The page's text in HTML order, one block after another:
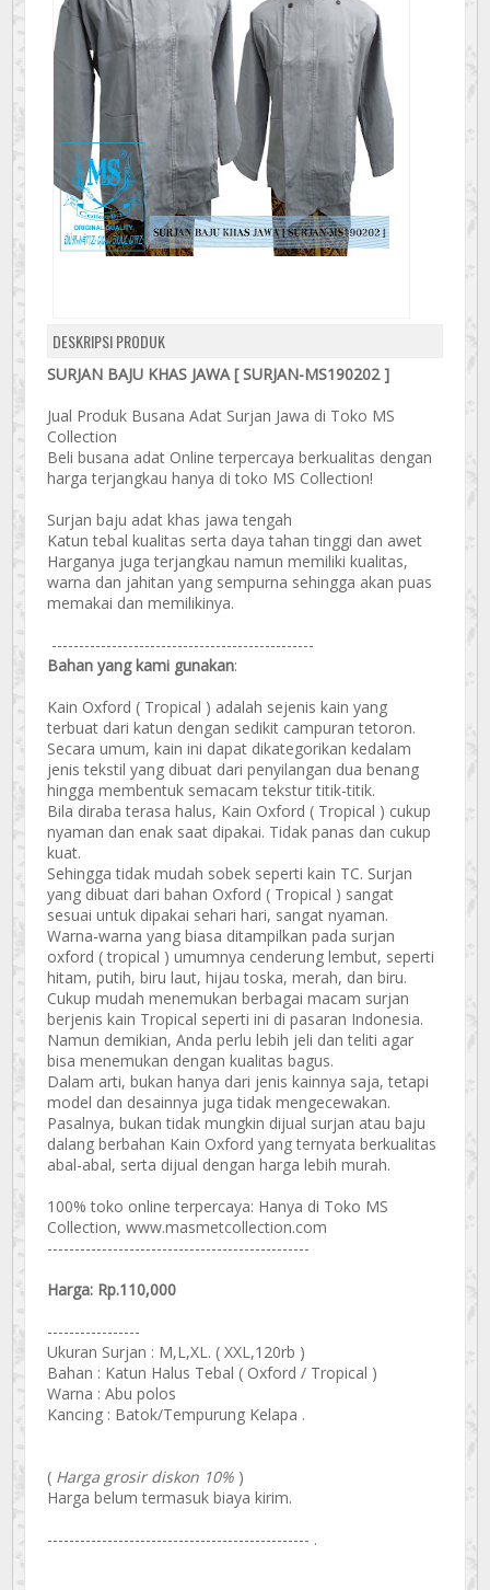
DESKRIPSI PRODUK
SURJAN BAJU KHAS JAWA [ SURJAN-MS190202 ]
Jual Produk Busana Adat Surjan Jawa di Toko MS
Collection
Beli busana adat Online terpercaya berkualitas dengan
harga terjangkau hanya di toko MS Collection!
Surjan baju adat khas jawa tengah
Katun tebal kualitas serta daya tahan tinggi dan awet
Harganya juga terjangkau namun memiliki kualitas,
warna dan jahitan yang sempurna sehingga akan puas
memakai dan memilikinya.
------------------------------------------------
Bahan yang kami gunakan:
Kain Oxford ( Tropical ) adalah sejenis kain yang
terbuat dari katun dengan sedikit campuran tetoron.
Secara umum, kain ini dapat dikategorikan kedalam
jenis tekstil yang dibuat dari penyilangan dua benang
hingga membentuk semacam tekstur titik-titik.
Bila diraba terasa halus, Kain Oxford ( Tropical ) cukup
nyaman dan enak saat dipakai. Tidak panas dan cukup
kuat.
Sehingga tidak mudah sobek seperti kain TC. Surjan
yang dibuat dari bahan Oxford ( Tropical ) sangat
sesuai untuk dipakai sehari hari, sangat nyaman.
Warna-warna yang biasa ditampilkan pada surjan
oxford ( tropical ) umumnya cenderung lembut, seperti
hitam, putih, biru laut, hijau toska, merah, dan biru.
Cukup mudah menemukan berbagai macam surjan
berjenis kain Tropical seperti ini di pasaran Indonesia.
Namun demikian, Anda perlu lebih jeli dan teliti agar
bisa menemukan dengan kualitas bagus.
Dalam arti, bukan hanya dari jenis kainnya saja, tetapi
model dan desainnya juga tidak mengecewakan.
Pasalnya, bukan tidak mungkin dijual surjan atau baju
dalang berbahan Kain Oxford yang ternyata berkualitas
abal-abal, serta dijual dengan harga lebih murah.
100% toko online terpercaya: Hanya di Toko MS
Collection, www.masmetcollection.com
------------------------------------------------
Harga: Rp.110,000
-----------------
Ukuran Surjan : M,L,XL. ( XXL,120rb )
Bahan : Katun Halus Tebal ( Oxford / Tropical )
Warna : Abu polos
Kancing : Batok/Tempurung Kelapa .
( Harga grosir diskon 10% )
Harga belum termasuk biaya kirim.
------------------------------------------------ .